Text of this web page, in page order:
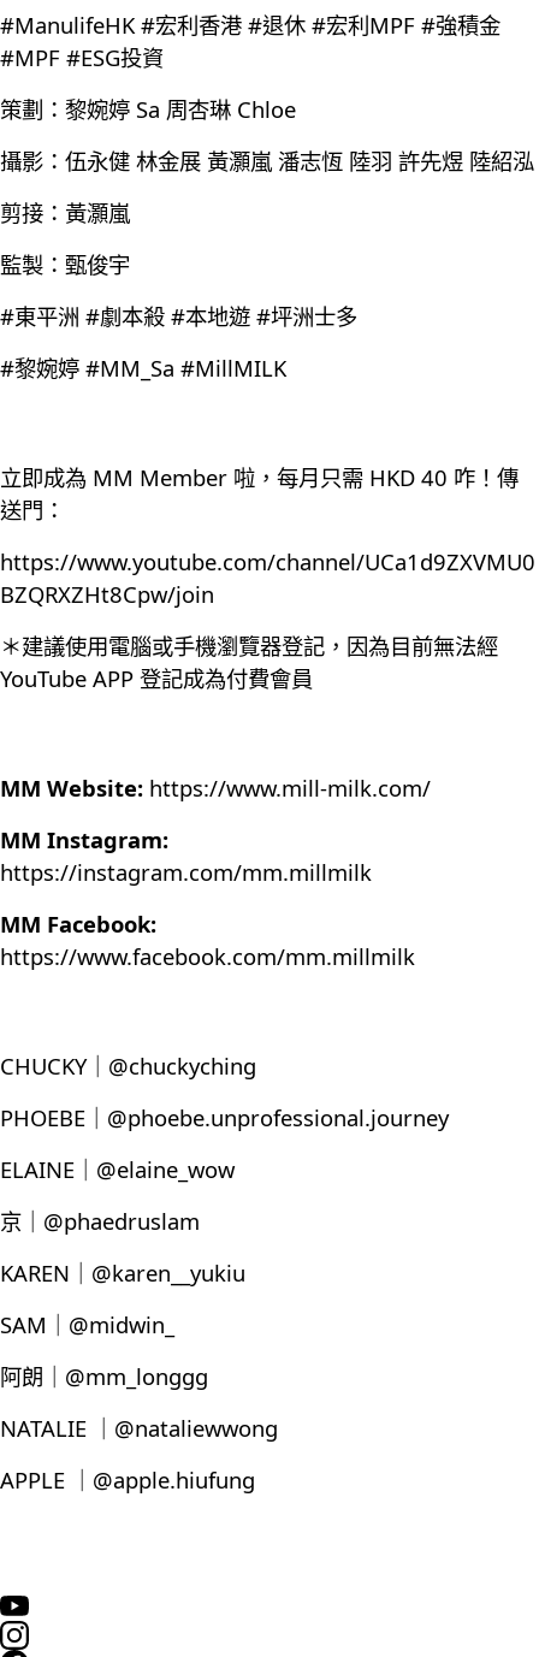
#ManulifeHK #宏利香港 #退休 #宏利MPF #強積金
#MPF #ESG投資
策劃：黎婉婷 Sa 周杏琳 Chloe
攝影：伍永健 林金展 黃灝嵐 潘志恆 陸羽 許先煜 陸紹泓
剪接：黃灝嵐
監製：甄俊宇
#東平洲 #劇本殺 #本地遊 #坪洲士多
#黎婉婷 #MM_Sa #MillMILK
立即成為 MM Member 啦，每月只需 HKD 40 咋！傳
送門：
https://www.youtube.com/channel/UCa1d9ZXVMU0
BZQRXZHt8Cpw/join
＊建議使用電腦或手機瀏覽器登記，因為目前無法經
YouTube APP 登記成為付費會員
MM Website: https://www.mill-milk.com/
MM Instagram:
https://instagram.com/mm.millmilk
MM Facebook:
https://www.facebook.com/mm.millmilk
CHUCKY｜@chuckyching
PHOEBE｜@phoebe.unprofessional.journey
ELAINE｜@elaine_wow
京｜@phaedruslam
KAREN｜@karen__yukiu
SAM｜@midwin_
阿朗｜@mm_longgg
NATALIE ｜@nataliewwong
APPLE ｜@apple.hiufung